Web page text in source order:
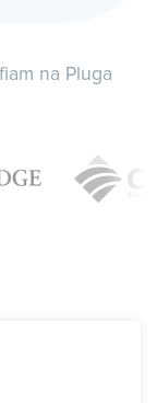
na Pluga